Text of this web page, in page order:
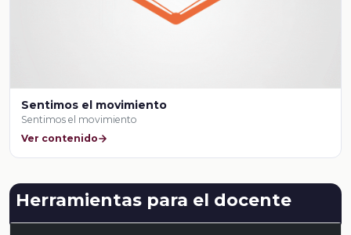
Sentimos el movimiento
Sentimos el movimiento
Ver contenido
Herramientas para el docente